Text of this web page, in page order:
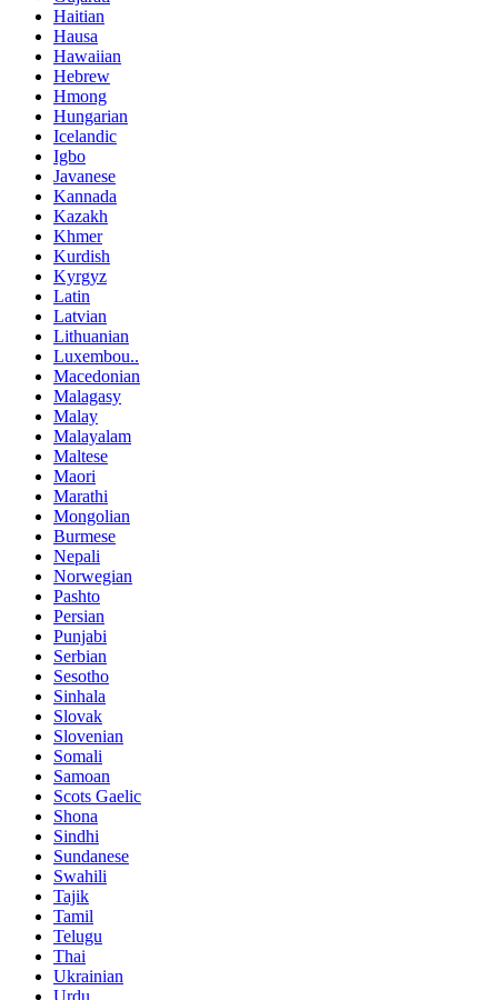
Haitian
Hausa
Hawaiian
Hebrew
Hmong
Hungarian
Icelandic
Igbo
Javanese
Kannada
Kazakh
Khmer
Kurdish
Kyrgyz
Latin
Latvian
Lithuanian
Luxembou..
Macedonian
Malagasy
Malay
Malayalam
Maltese
Maori
Marathi
Mongolian
Burmese
Nepali
Norwegian
Pashto
Persian
Punjabi
Serbian
Sesotho
Sinhala
Slovak
Slovenian
Somali
Samoan
Scots Gaelic
Shona
Sindhi
Sundanese
Swahili
Tajik
Tamil
Telugu
Thai
Ukrainian
Urdu